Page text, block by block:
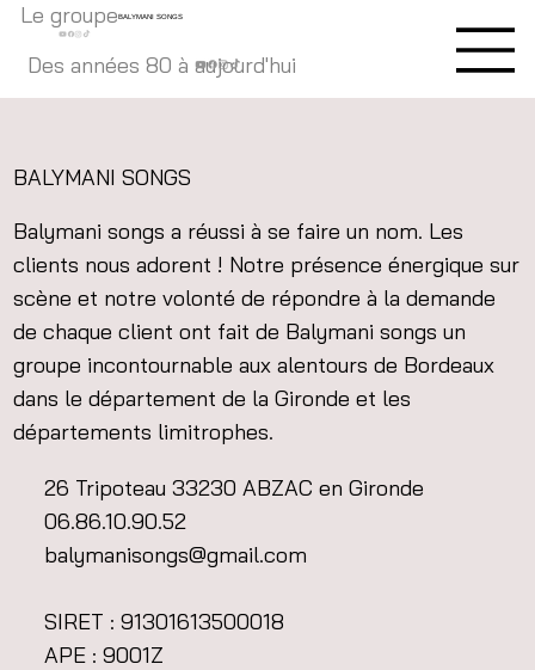
BALYMANI SONGS
Le groupe
Des années 80 à aujourd'hui
LACANAU
Heure et lieu
Balymani songs a réussi à se faire un nom. Les
clients nous adorent ! Notre présence énergique sur
scène et notre volonté de répondre à la demande
de chaque client ont fait de Balymani songs un
groupe incontournable aux alentours de Bordeaux
dans le département de la Gironde et les
départements limitrophes.
26 Tripoteau 33230 ABZAC en Gironde
06.86.10.90.52
balymanisongs@gmail.com
SIRET : 91301613500018
APE : 9001Z
BALYMANI SONGS